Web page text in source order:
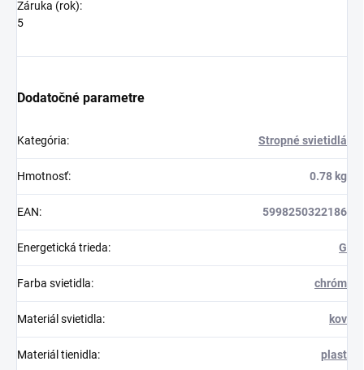
Záruka (rok):
5
Dodatočné parametre
Kategória: Stropné svietidlá
Hmotnosť: 0.78 kg
EAN: 5998250322186
Energetická trieda: G
Farba svietidla: chróm
Materiál svietidla: kov
Materiál tienidla: plast